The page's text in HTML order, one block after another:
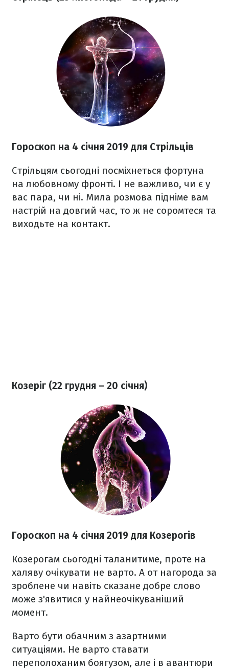
Гороскоп на 4 січня 2019 для Стрільців
Стрільцям сьогодні посміхнеться фортуна
на любовному фронті. І не важливо, чи є у
вас пара, чи ні. Мила розмова підніме вам
настрій на довгий час, то ж не соромтеся та
виходьте на контакт.
Козеріг (22 грудня – 20 січня)
Гороскоп на 4 січня 2019 для Козерогів
Козерогам сьогодні таланитиме, проте на
халяву очікувати не варто. А от нагорода за
зроблене чи навіть сказане добре слово
може з'явитися у найнеочікуваніший
момент.
Варто бути обачним з азартними
ситуаціями. Не варто ставати
переполоханим боягузом, але і в авантюри